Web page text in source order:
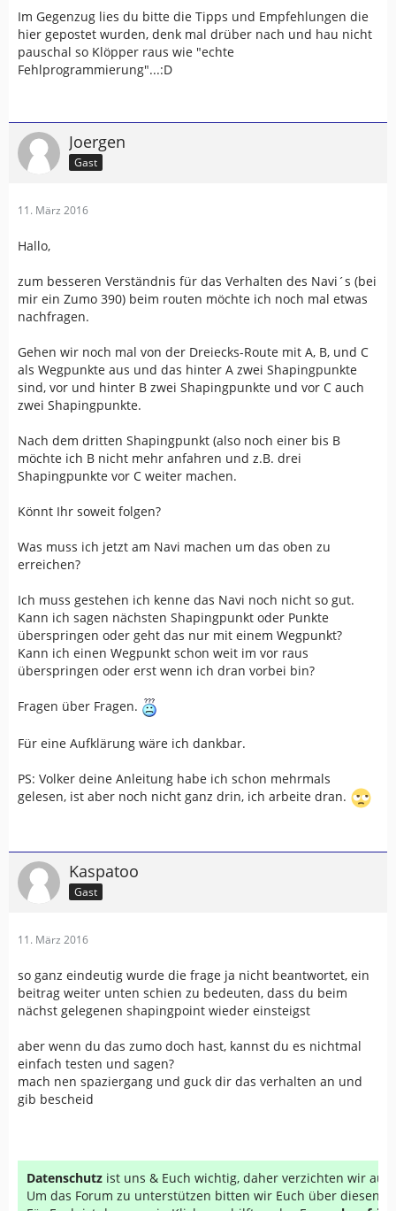
Im Gegenzug lies du bitte die Tipps und Empfehlungen die
hier gepostet wurden, denk mal drüber nach und hau nicht
pauschal so Klöpper raus wie "echte
Fehlprogrammierung"...:D
Joergen
Gast
11. März 2016
Hallo,
zum besseren Verständnis für das Verhalten des Navi´s (bei
mir ein Zumo 390) beim routen möchte ich noch mal etwas
nachfragen.
Gehen wir noch mal von der Dreiecks-Route mit A, B, und C
als Wegpunkte aus und das hinter A zwei Shapingpunkte
sind, vor und hinter B zwei Shapingpunkte und vor C auch
zwei Shapingpunkte.
Nach dem dritten Shapingpunkt (also noch einer bis B
möchte ich B nicht mehr anfahren und z.B. drei
Shapingpunkte vor C weiter machen.
Könnt Ihr soweit folgen?
Was muss ich jetzt am Navi machen um das oben zu
erreichen?
Ich muss gestehen ich kenne das Navi noch nicht so gut.
Kann ich sagen nächsten Shapingpunkt oder Punkte
überspringen oder geht das nur mit einem Wegpunkt?
Kann ich einen Wegpunkt schon weit im vor raus
überspringen oder erst wenn ich dran vorbei bin?
Fragen über Fragen.
Für eine Aufklärung wäre ich dankbar.
PS: Volker deine Anleitung habe ich schon mehrmals
gelesen, ist aber noch nicht ganz drin, ich arbeite dran.
Kaspatoo
Gast
11. März 2016
so ganz eindeutig wurde die frage ja nicht beantwortet, ein
beitrag weiter unten schien zu bedeuten, dass du beim
nächst gelegenen shapingpoint wieder einsteigst
aber wenn du das zumo doch hast, kannst du es nichtmal
einfach testen und sagen?
mach nen spaziergang und guck dir das verhalten an und
gib bescheid
Datenschutz ist uns & Euch wichtig, daher verzichten wir auf
Um das Forum zu unterstützen bitten wir Euch über diesen